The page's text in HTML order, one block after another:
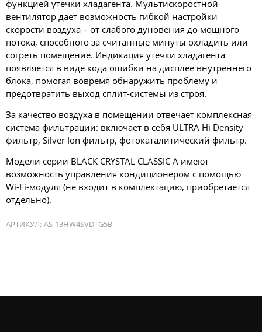
функцией утечки хладагента. Мультискоростной
вентилятор дает возможность гибкой настройки
скорости воздуха – от слабого дуновения до мощного
потока, способного за считанные минуты охладить или
согреть помещение. Индикация утечки хладагента
появляется в виде кода ошибки на дисплее внутреннего
блока, помогая вовремя обнаружить проблему и
предотвратить выход сплит-системы из строя.
За качество воздуха в помещении отвечает комплексная
система фильтрации: включает в себя ULTRA Hi Density
фильтр, Silver Ion фильтр, фотокаталитический фильтр.
Модели серии BLACK CRYSTAL CLASSIC A имеют
возможность управления кондиционером с помощью
Wi-Fi-модуля (не входит в комплектацию, приобретается
отдельно).
АРТИКУЛ: AS-13HW4SVDTG5В